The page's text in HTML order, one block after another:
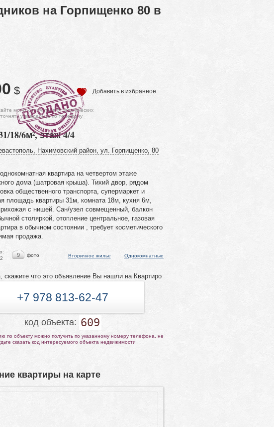
на Горпищенко 80 в
$ Добавить в избранное
могут отличаться от фактических
у владельца по телефону
18/6м², этаж 4/4
Нахимовский район, ул. Горпищенко, 80
квартира на четвертом этаже
дома (шатровая крыша). Тихий двор, рядом
общественного транспорта, супермаркет и
площадь квартиры 31м, комната 18м, кухня 6м,
с нишей. Сан/узел совмещенный, балкон
столяркой, отопление центральное, газовая
в обычном состоянии , требует косметического
продажа.
9 фото Вторичное жилье Однокомнатные
скажите что это объявление Вы нашли на Квартиро
+7 978 813-62-47
код объекта: 609
по объекту можно получить по указанному номеру телефона, не
сказать код интересуемого объекта недвижимости
квартиры на карте